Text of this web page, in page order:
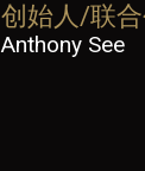
创始人/联
Anthony See